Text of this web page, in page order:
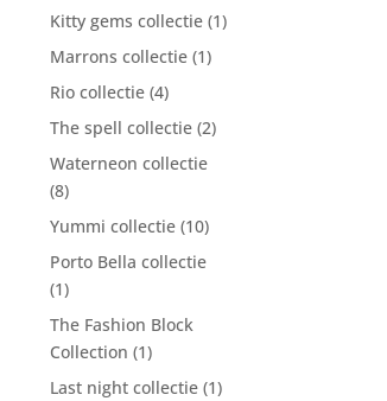
Kitty gems collectie (1)
Marrons collectie (1)
Rio collectie (4)
The spell collectie (2)
Waterneon collectie
(8)
Yummi collectie (10)
Porto Bella collectie
(1)
The Fashion Block
Collection (1)
Last night collectie (1)